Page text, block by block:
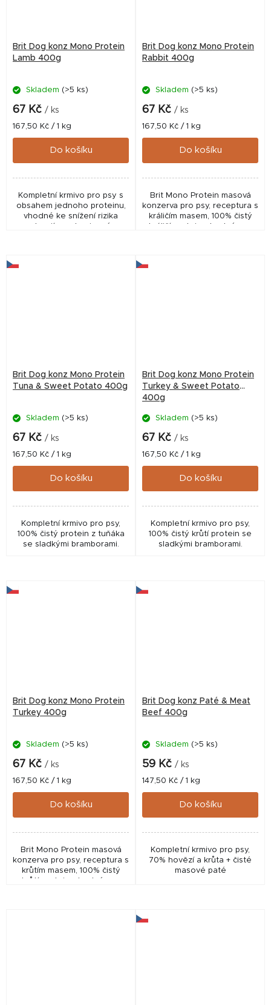
Brit Dog konz Mono Protein
Lamb 400g
Skladem (>5 ks)
67 Kč / ks
Měrná
cena:
167,50 Kč / 1 kg
Do košíku
Kompletní krmivo pro psy s
obsahem jednoho proteinu,
vhodné ke snížení rizika
Brit Dog konz Mono Protein
Rabbit 400g
Skladem (>5 ks)
67 Kč / ks
Měrná
cena:
167,50 Kč / 1 kg
Do košíku
Brit Mono Protein masová
konzerva pro psy, receptura s
králičím masem, 100% čistý
Brit Dog konz Mono Protein
Tuna & Sweet Potato 400g
Skladem (>5 ks)
67 Kč / ks
Měrná
cena:
167,50 Kč / 1 kg
Do košíku
Kompletní krmivo pro psy,
100% čistý protein z tuňáka
se sladkými bramborami.
Brit Dog konz Mono Protein
Turkey & Sweet Potato
400g
Skladem (>5 ks)
67 Kč / ks
Měrná
cena:
167,50 Kč / 1 kg
Do košíku
Kompletní krmivo pro psy,
100% čistý krůtí protein se
sladkými bramborami.
Brit Dog konz Mono Protein
Turkey 400g
Skladem (>5 ks)
67 Kč / ks
Měrná
cena:
167,50 Kč / 1 kg
Do košíku
Brit Mono Protein masová
konzerva pro psy, receptura s
krůtím masem, 100% čistý
krůtí protein, vhodné pro
Brit Dog konz Paté & Meat
Beef 400g
Skladem (>5 ks)
59 Kč / ks
Měrná
cena:
147,50 Kč / 1 kg
Do košíku
Kompletní krmivo pro psy,
70% hovězí a krůta + čisté
masové paté